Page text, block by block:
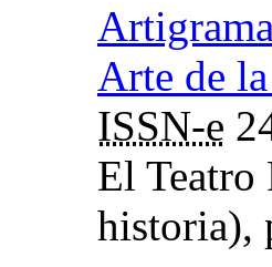
Arte de
ISSN-e
El Teatro
historia),